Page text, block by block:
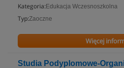
Kategoria: Edukacja Wczesnoszkolna
Typ:Zaoczne
Więcej
Studia Podyplomowe-